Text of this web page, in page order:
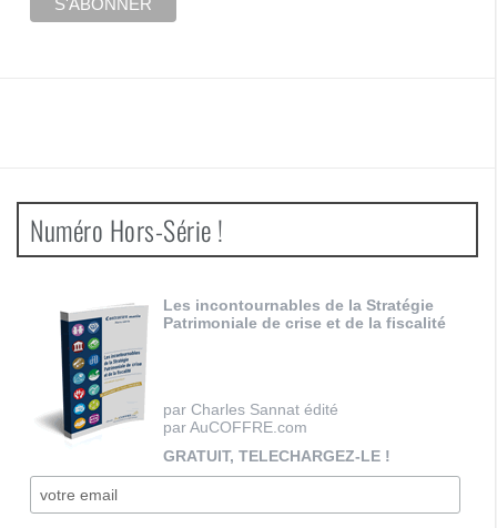
Numéro Hors-Série !
Les incontournables de la Stratégie
Patrimoniale de crise et de la fiscalité
par Charles Sannat édité
par AuCOFFRE.com
GRATUIT, TELECHARGEZ-LE !